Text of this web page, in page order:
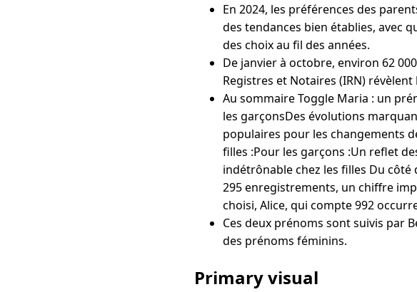
En 2024, les préférences des
des tendances bien établies, avec
des choix au fil des années.
De janvier à octobre, environ 62
Registres et Notaires (IRN)
Au sommaire Toggle Maria : un
les garçonsDes évolutions
populaires pour les changements
filles :Pour les garçons :Un reflet
indétrônable chez les filles Du côté
295 enregistrements, un chiffre
choisi, Alice, qui compte 992
Ces deux prénoms sont suivis par
des prénoms féminins.
Primary visual